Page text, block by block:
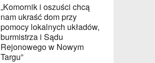
„Komornik i oszuści chcą
nam ukraść dom przy
pomocy lokalnych układów,
burmistrza i Sądu
Rejonowego w Nowym
Targu”